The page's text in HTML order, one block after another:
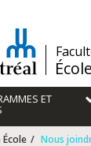
/
ET
Nous